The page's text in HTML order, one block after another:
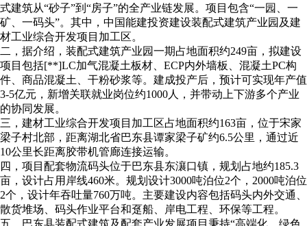
式建筑从“砂子”到“房子”的全产业链发展。项目包含“一园、一
矿、一码头”。其中，中国能建投资建设装配式建筑产业园及建
材工业综合开发项目加工区。
二，据介绍，装配式建筑产业园一期占地面积约249亩，拟建设
项目包括[**]LC加气混凝土板材、ECP内外墙板、混凝土PC构
件、商品混凝土、干粉砂浆等。建成投产后，预计可实现年产值
3-5亿元，新增关联就业岗位约1000人，并带动上下游多个产业
的协同发展。
三，建材工业综合开发项目加工区占地面积约163亩，位于宋家
梁子村北部，距离湖北省巴东县谭家梁子矿约6.5公里，通过近
10公里长距离胶带机管廊连接运输。
四，项目配套物流码头位于巴东县东瀼口镇，规划占地约185.3
亩，设计占用岸线460米。规划设计3000吨泊位2个，2000吨泊位
2个，设计年吞吐量760万吨。主要建设内容包括码头内外交通、
散货堆场、码头作业平台和趸船、岸电工程、环保等工程。
五，巴东县装配式建筑及配套产业发展项目秉持“高端化、绿色